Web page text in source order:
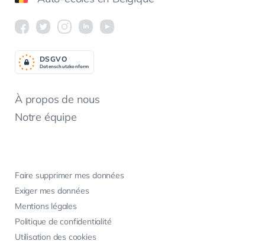
À propos de nous
Notre équipe
Faire supprimer mes données
Exiger mes données
Mentions légales
Politique de confidentialité
Utilisation des cookies
Datenschutzkonform
DSGVO